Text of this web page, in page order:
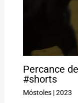
Percance
#shorts
Móstoles|2023